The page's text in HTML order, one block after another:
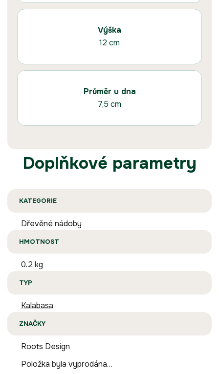
Výška
12 cm
Průměr u dna
7,5 cm
Doplňkové parametry
KATEGORIE
Dřevěné nádoby
HMOTNOST
0.2 kg
TYP
Kalabasa
ZNAČKY
Roots Design
Položka byla vyprodána…